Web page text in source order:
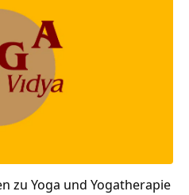
zu Yoga und Yogatherapie